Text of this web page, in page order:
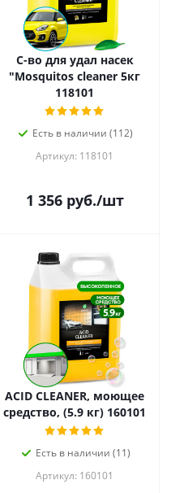
С-во для удал насек
"Mosquitos cleaner 5кг
118101
Есть в наличии (112)
Артикул: 118101
1 356руб./шт
ACID CLEANER, моющее
средство, (5.9 кг) 160101
Есть в наличии (11)
Артикул: 160101